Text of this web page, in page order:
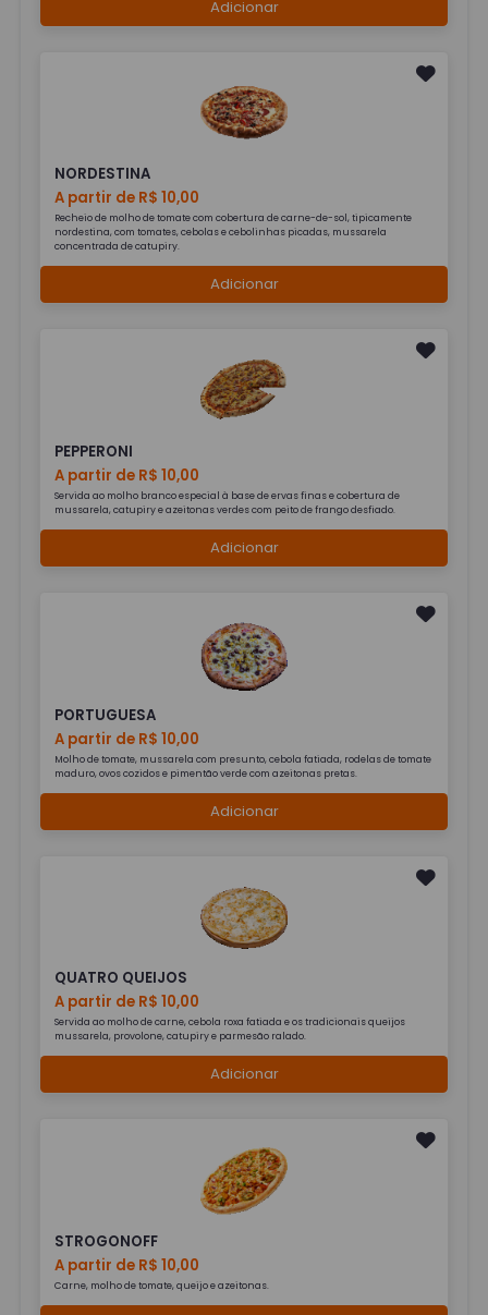
Adicionar
NORDESTINA
A partir de R$ 10,00
Recheio de molho de tomate com cobertura de carne-de-sol, tipicamente
nordestina, com tomates, cebolas e cebolinhas picadas, mussarela
concentrada de catupiry.
Adicionar
PEPPERONI
A partir de R$ 10,00
Servida ao molho branco especial à base de ervas finas e cobertura de
mussarela, catupiry e azeitonas verdes com peito de frango desfiado.
Adicionar
PORTUGUESA
A partir de R$ 10,00
Molho de tomate, mussarela com presunto, cebola fatiada, rodelas de tomate
maduro, ovos cozidos e pimentão verde com azeitonas pretas.
Adicionar
QUATRO QUEIJOS
A partir de R$ 10,00
Servida ao molho de carne, cebola roxa fatiada e os tradicionais queijos
mussarela, provolone, catupiry e parmesão ralado.
Adicionar
STROGONOFF
A partir de R$ 10,00
Carne, molho de tomate, queijo e azeitonas.